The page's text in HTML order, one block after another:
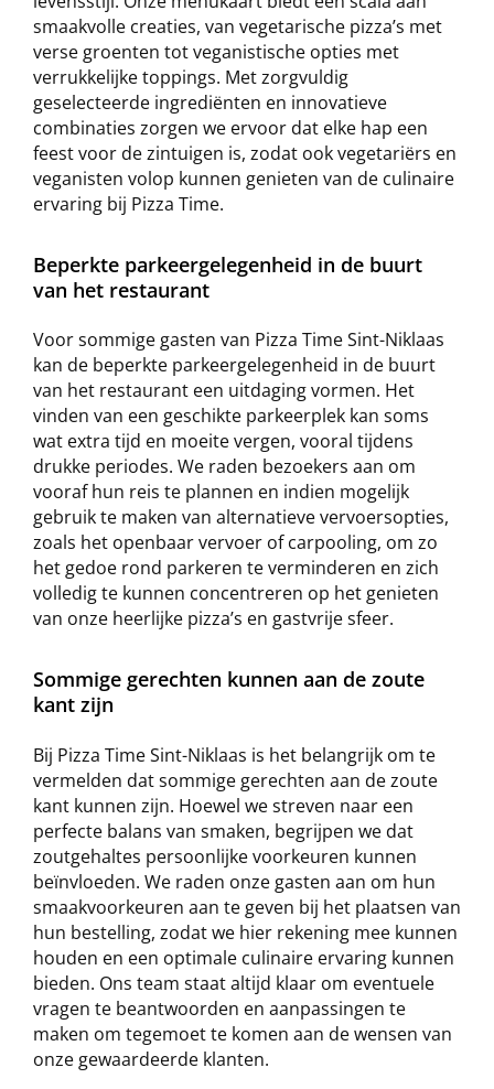
smaakvolle creaties, van vegetarische pizza’s met
verse groenten tot veganistische opties met
verrukkelijke toppings. Met zorgvuldig
geselecteerde ingrediënten en innovatieve
combinaties zorgen we ervoor dat elke hap een
feest voor de zintuigen is, zodat ook vegetariërs en
veganisten volop kunnen genieten van de culinaire
ervaring bij Pizza Time.
Beperkte parkeergelegenheid in de buurt
van het restaurant
Voor sommige gasten van Pizza Time Sint-Niklaas
kan de beperkte parkeergelegenheid in de buurt
van het restaurant een uitdaging vormen. Het
vinden van een geschikte parkeerplek kan soms
wat extra tijd en moeite vergen, vooral tijdens
drukke periodes. We raden bezoekers aan om
vooraf hun reis te plannen en indien mogelijk
gebruik te maken van alternatieve vervoersopties,
zoals het openbaar vervoer of carpooling, om zo
het gedoe rond parkeren te verminderen en zich
volledig te kunnen concentreren op het genieten
van onze heerlijke pizza’s en gastvrije sfeer.
Sommige gerechten kunnen aan de zoute
kant zijn
Bij Pizza Time Sint-Niklaas is het belangrijk om te
vermelden dat sommige gerechten aan de zoute
kant kunnen zijn. Hoewel we streven naar een
perfecte balans van smaken, begrijpen we dat
zoutgehaltes persoonlijke voorkeuren kunnen
beïnvloeden. We raden onze gasten aan om hun
smaakvoorkeuren aan te geven bij het plaatsen van
hun bestelling, zodat we hier rekening mee kunnen
houden en een optimale culinaire ervaring kunnen
bieden. Ons team staat altijd klaar om eventuele
vragen te beantwoorden en aanpassingen te
maken om tegemoet te komen aan de wensen van
onze gewaardeerde klanten.